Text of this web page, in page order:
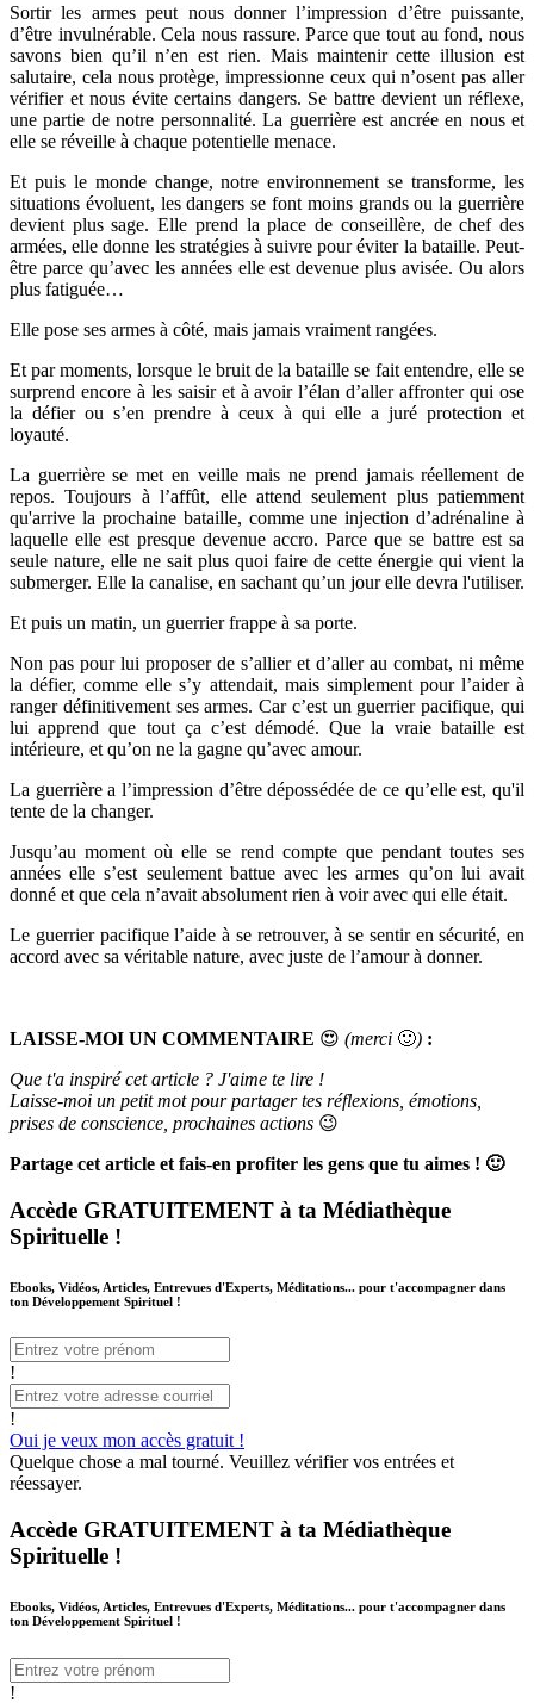
Sortir les armes peut nous donner l’impression d’être puissante,
d’être invulnérable. Cela nous rassure. Parce que tout au fond, nous
savons bien qu’il n’en est rien. Mais maintenir cette illusion est
salutaire, cela nous protège, impressionne ceux qui n’osent pas aller
vérifier et nous évite certains dangers. Se battre devient un réflexe,
une partie de notre personnalité. La guerrière est ancrée en nous et
elle se réveille à chaque potentielle menace.
Et puis le monde change, notre environnement se transforme, les
situations évoluent, les dangers se font moins grands ou la guerrière
devient plus sage. Elle prend la place de conseillère, de chef des
armées, elle donne les stratégies à suivre pour éviter la bataille. Peut-
être parce qu’avec les années elle est devenue plus avisée. Ou alors
plus fatiguée…
Elle pose ses armes à côté, mais jamais vraiment rangées.
Et par moments, lorsque le bruit de la bataille se fait entendre, elle se
surprend encore à les saisir et à avoir l’élan d’aller affronter qui ose
la défier ou s’en prendre à ceux à qui elle a juré protection et
loyauté.
La guerrière se met en veille mais ne prend jamais réellement de
repos. Toujours à l’affût, elle attend seulement plus patiemment
qu'arrive la prochaine bataille, comme une injection d’adrénaline à
laquelle elle est presque devenue accro. Parce que se battre est sa
seule nature, elle ne sait plus quoi faire de cette énergie qui vient la
submerger. Elle la canalise, en sachant qu’un jour elle devra l'utiliser.
Et puis un matin, un guerrier frappe à sa porte.
Non pas pour lui proposer de s’allier et d’aller au combat, ni même
la défier, comme elle s’y attendait, mais simplement pour l’aider à
ranger définitivement ses armes. Car c’est un guerrier pacifique, qui
lui apprend que tout ça c’est démodé. Que la vraie bataille est
intérieure, et qu’on ne la gagne qu’avec amour.
La guerrière a l’impression d’être dépossédée de ce qu’elle est, qu'il
tente de la changer.
Jusqu’au moment où elle se rend compte que pendant toutes ses
années elle s’est seulement battue avec les armes qu’on lui avait
donné et que cela n’avait absolument rien à voir avec qui elle était.
Le guerrier pacifique l’aide à se retrouver, à se sentir en sécurité, en
accord avec sa véritable nature, avec juste de l’amour à donner.
LAISSE-MOI UN COMMENTAIRE 😍 (merci 🙂) :
Que t'a inspiré cet article ? J'aime te lire !
Laisse-moi un petit mot pour partager tes réflexions, émotions,
prises de conscience, prochaines actions 😉
Partage cet article et fais-en profiter les gens que tu aimes ! 🙂
Accède GRATUITEMENT à ta Médiathèque
Spirituelle !
Ebooks, Vidéos, Articles, Entrevues d'Experts, Méditations... pour t'accompagner dans
ton Développement Spirituel !
!
!
Oui je veux mon accès gratuit !
Quelque chose a mal tourné. Veuillez vérifier vos entrées et
réessayer.
Accède GRATUITEMENT à ta Médiathèque
Spirituelle !
Ebooks, Vidéos, Articles, Entrevues d'Experts, Méditations... pour t'accompagner dans
ton Développement Spirituel !
!